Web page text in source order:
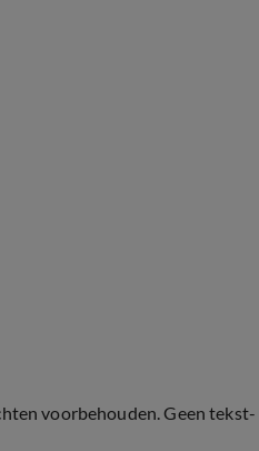
voorbehouden. Geen tekst-